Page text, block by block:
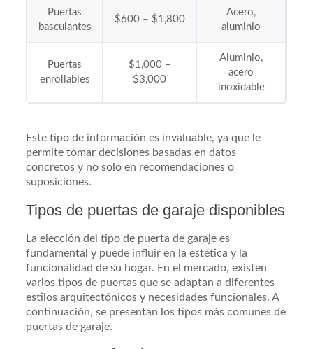
Puertas
basculantes
$600 – $1,800
Acero,
aluminio
Puertas
enrollables
$1,000 –
$3,000
Aluminio,
acero
inoxidable
Este tipo de información es invaluable, ya que le
permite tomar decisiones basadas en datos
concretos y no solo en recomendaciones o
suposiciones.
Tipos de puertas de garaje disponibles
La elección del tipo de puerta de garaje es
fundamental y puede influir en la estética y la
funcionalidad de su hogar. En el mercado, existen
varios tipos de puertas que se adaptan a diferentes
estilos arquitectónicos y necesidades funcionales. A
continuación, se presentan los tipos más comunes de
puertas de garaje.